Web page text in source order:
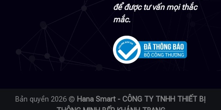
để được tư vấn mọi thắc
mắc.
Bản quyền 2026 © Hana Smart - CÔNG TY TNHH THIẾT BỊ